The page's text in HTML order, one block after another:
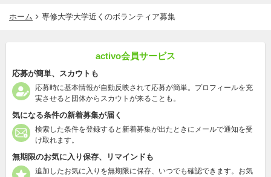
ホーム 専修大学大学近くのボランティア募集
activo会員サービス
応募が簡単、スカウトも
応募時に基本情報が自動反映されて応募が簡単。プロフィールを充
実させると団体からスカウトが来ることも。
気になる条件の新着募集が届く
検索した条件を登録すると新着募集が出たときにメールで通知を受
け取れます。
無期限のお気に入り保存、リマインドも
追加したお気に入りを無期限に保存、いつでも確認できます。お気